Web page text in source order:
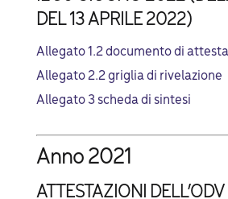
DEL 13 APRILE 2022)
Allegato 1.2 documento di
Allegato 2.2 griglia di rivelazione
Allegato 3 scheda di sintesi
Anno 2021
ATTESTAZIONI DELL’ODV